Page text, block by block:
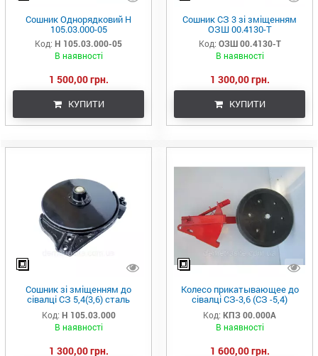
Сошник Однорядковий Н
105.03.000-05
Код: Н 105.03.000-05
В наявності
1 500,00 грн.
КУПИТИ
Сошник СЗ 3 зі зміщенням
ОЗШ 00.4130-Т
Код: ОЗШ 00.4130-Т
В наявності
1 300,00 грн.
КУПИТИ
Сошник зі зміщенням до
сівалці СЗ 5,4(3,6) сталь
борированна
Код: Н 105.03.000
В наявності
1 300,00 грн.
Колесо прикатывающее до
сівалці СЗ-3,6 (СЗ -5,4)
(сошник без зміщення)
Код: КПЗ 00.000А
В наявності
1 600,00 грн.